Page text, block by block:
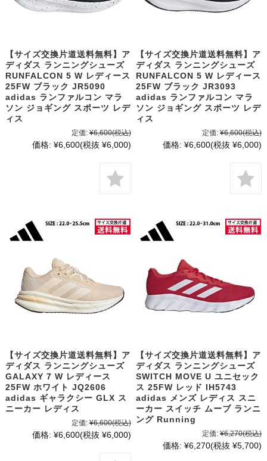
【サイズ交換片道送料無料】ア
ディダス ランニングシューズ
RUNFALCON 5 W レディース
25FW ブラック JR5090
adidas ランファルコン マラ
ソン ジョギング スポーツ レデ
ィス
定価: ¥6,600(税込)
価格: ¥6,600(税抜 ¥6,000)
【サイズ交換片道送料無料】ア
ディダス ランニングシューズ
RUNFALCON 5 W レディース
25FW ブラック JR3093
adidas ランファルコン マラ
ソン ジョギング スポーツ レデ
ィス
定価: ¥6,600(税込)
価格: ¥6,600(税抜 ¥6,000)
【サイズ交換片道送料無料】ア
ディダス ランニングシューズ
GALAXY 7 W レディース
25FW ホワイト JQ2606
adidas ギャラクシー GLX ス
ニーカー レディス
定価: ¥6,600(税込)
価格: ¥6,600(税抜 ¥6,000)
【サイズ交換片道送料無料】ア
ディダス ランニングシューズ
SWITCH MOVE U ユニセック
ス 25FW レッド IH5743
adidas メンズ レディス スニ
ーカー スイッチ ムーブ ランニ
ング Running
定価: ¥6,270(税込)
価格: ¥6,270(税抜 ¥5,700)